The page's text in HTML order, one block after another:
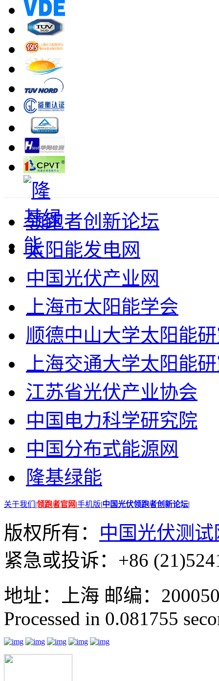
领跑者创新论坛
太阳能发电网
中国光伏产业网
上海市太阳能学会
顺德中山大学太阳能
上海交通大学太阳能
江苏省光伏产业协会
中国电力科学研究院
中国分布式能源网
隆基绿能
关于我们 |领跑者官网|手机版|中国光伏领跑者创新论坛|
版权所有： 中国光伏测试
紧急或投诉：+86
地址：上海 邮编：
Processed in 0.081755